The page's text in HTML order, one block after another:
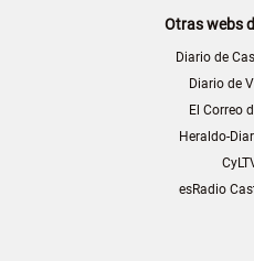
Otras webs
Diario de
Diario de
El Correo
Heraldo-
esRadio